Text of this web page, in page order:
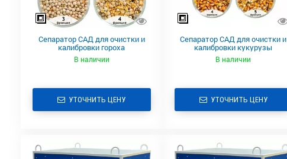
Сепаратор САД для очистки и
калибровки гороха
В наличии
УТОЧНИТЬ ЦЕНУ
Сепаратор САД для очистки и
калибровки кукурузы
В наличии
УТОЧНИТЬ ЦЕНУ